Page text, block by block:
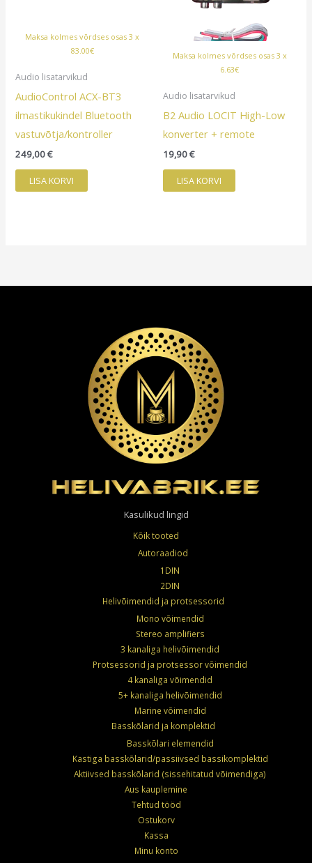
Maksa kolmes võrdses osas 3 x
83.00€
Audio lisatarvikud
AudioControl ACX-BT3
ilmastikukindel Bluetooth
vastuvõtja/kontroller
249,00€
LISA KORVI
Maksa kolmes võrdses osas 3 x
6.63€
Audio lisatarvikud
B2 Audio LOCIT High-Low
konverter + remote
19,90€
LISA KORVI
Kasulikud lingid
Kõik tooted
Autoraadiod
1DIN
2DIN
Helivõimendid ja protsessorid
Mono võimendid
Stereo amplifiers
3 kanaliga helivõimendid
Protsessorid ja protsessor võimendid
4 kanaliga võimendid
5+ kanaliga helivõimendid
Marine võimendid
Basskõlarid ja komplektid
Basskõlari elemendid
Kastiga basskõlarid/passiivsed bassikomplektid
Aktiivsed basskõlarid (sissehitatud võimendiga)
Aus kauplemine
Tehtud tööd
Ostukorv
Kassa
Minu konto